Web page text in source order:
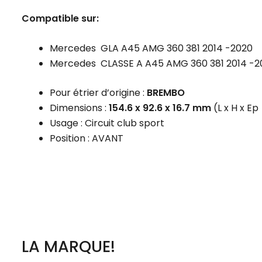
Compatible sur:
Mercedes GLA A45 AMG 360 381 2014 -2020
Mercedes CLASSE A A45 AMG 360 381 2014 -
Pour étrier d’origine : BREMBO
Dimensions : 154.6 x 92.6 x 16.7 mm (L x H x Ep
Usage : Circuit club sport
Position : AVANT
LA MARQUE!